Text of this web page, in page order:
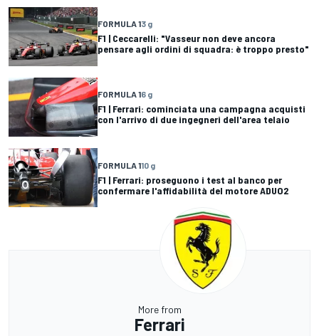
FORMULA 13 g
F1 | Ceccarelli: "Vasseur non deve ancora
pensare agli ordini di squadra: è troppo presto"
FORMULA 16 g
F1 | Ferrari: cominciata una campagna acquisti
con l'arrivo di due ingegneri dell'area telaio
FORMULA 110 g
F1 | Ferrari: proseguono i test al banco per
confermare l'affidabilità del motore ADUO2
More from
Ferrari